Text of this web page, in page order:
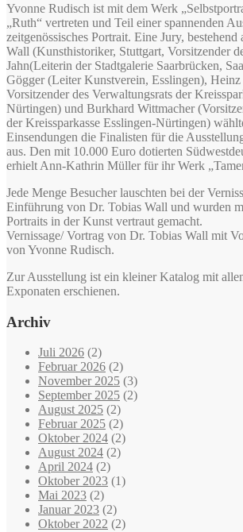
Yvonne Rudisch ist mit dem Werk
„Ruth“ vertreten und Teil einer spannenden
zeitgenössisches Portrait. Eine Jury, bestehend
Wall (Kunsthistoriker, Stuttgart, Vorsitzender
Jahn(Leiterin der Stadtgalerie Saarbrücken,
Gögger (Leiter Kunstverein, Esslingen),
Vorsitzender des Verwaltungsrats der
Nürtingen) und Burkhard Wittmacher
der Kreissparkasse Esslingen-Nürtingen)
Einsendungen die Finalisten für die
aus. Den mit 10.000 Euro dotierten
erhielt Ann-Kathrin Müller für ihr Werk
Jede Menge Besucher lauschten bei der
Einführung von Dr. Tobias Wall und wurden
Portraits in der Kunst vertraut gemacht.
Vernissage/ Vortrag von Dr. Tobias Wall mit
von Yvonne Rudisch.
Zur Ausstellung ist ein kleiner Katalog mit
Exponaten erschienen.
Archiv
Juli 2026 (2)
Februar 2026 (2)
November 2025 (3)
September 2025 (2)
August 2025 (2)
Februar 2025 (2)
Oktober 2024 (2)
August 2024 (2)
April 2024 (2)
Oktober 2023 (1)
Mai 2023 (2)
Januar 2023 (2)
Oktober 2022 (2)